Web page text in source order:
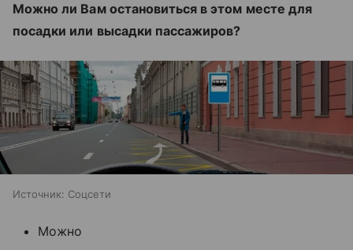
Можно ли Вам остановиться в этом месте для
посадки или высадки пассажиров?
Источник: Соцсети
Можно